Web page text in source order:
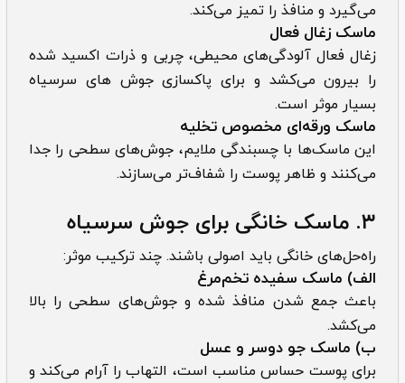
می‌گیرد و منافذ را تمیز می‌کند.
ماسک زغال فعال
زغال فعال آلودگی‌های محیطی، چربی و ذرات اکسید شده
را بیرون می‌کشد و برای پاکسازی جوش های سرسیاه
بسیار موثر است.
ماسک ورقه‌ای مخصوص تخلیه
این ماسک‌ها با چسبندگی ملایم، جوش‌های سطحی را جدا
می‌کنند و ظاهر پوست را شفاف‌تر می‌سازند.
۳. ماسک خانگی برای جوش سرسیاه
راه‌حل‌های خانگی باید اصولی باشند. چند ترکیب موثر:
الف) ماسک سفیده تخم‌مرغ
باعث جمع شدن منافذ شده و جوش‌های سطحی را بالا
می‌کشد.
ب) ماسک جو دو‌سر و عسل
برای پوست حساس مناسب است، التهاب را آرام می‌کند و